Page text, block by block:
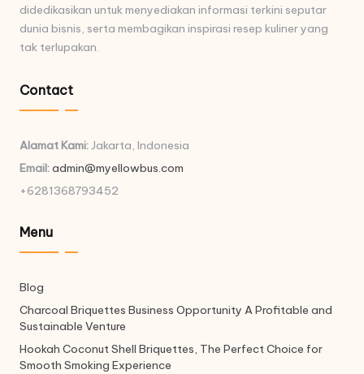
didedikasikan untuk menyediakan informasi terkini seputar
dunia bisnis, serta membagikan inspirasi resep kuliner yang
tak terlupakan.
Contact
Alamat Kami:Jakarta, Indonesia
Email:admin@myellowbus.com
+6281368793452
Menu
Blog
Charcoal Briquettes Business Opportunity A Profitable and
Sustainable Venture
Hookah Coconut Shell Briquettes, The Perfect Choice for
Smooth Smoking Experience